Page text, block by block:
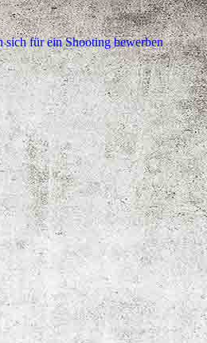
sich für ein Shooting bewerben